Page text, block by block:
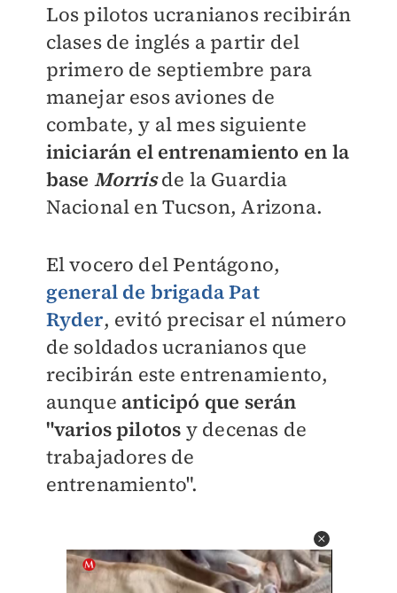
Los pilotos ucranianos recibirán
clases de inglés a partir del
primero de septiembre para
manejar esos aviones de
combate, y al mes siguiente
iniciarán el entrenamiento en la
base Morrisde la Guardia
Nacional en Tucson, Arizona.
El vocero del Pentágono,
general de brigada Pat
Ryder, evitó precisar el número
de soldados ucranianos que
recibirán este entrenamiento,
aunque anticipó que serán
"varios pilotos y decenas de
trabajadores de
entrenamiento".